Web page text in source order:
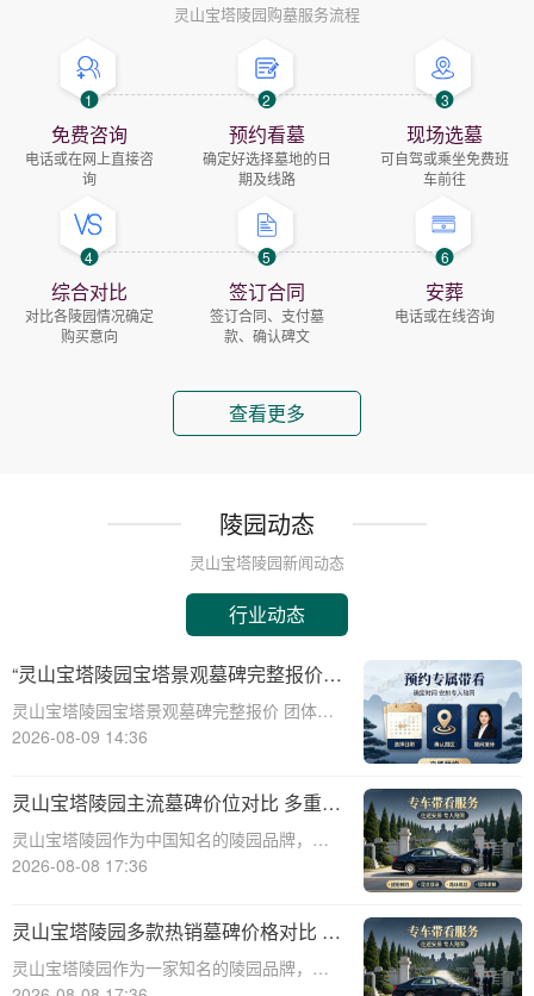
灵山宝塔陵园购墓服务流程
1
免费咨询
电话或在网上直接咨
询
2
预约看墓
确定好选择墓地的日
期及线路
3
现场选墓
可自驾或乘坐免费班
车前往
4
综合对比
对比各陵园情况确定
购买意向
5
签订合同
签订合同、支付墓
款、确认碑文
6
安葬
电话或在线咨询
查看更多
陵园动态
灵山宝塔陵园新闻动态
行业动态
“灵山宝塔陵园宝塔景观墓碑完整报价
团体购墓享大额直降：深度解析与专属
优惠”
灵山宝塔陵园宝塔景观墓碑完整报价 团体购
墓享大额直降：深度解析与专属优惠☎ 灵山
们对逝者的纪念方式有了更多的选择和追
求。灵山宝塔陵园作为一家知名的
2026-08-09 14:36
灵山宝塔陵园主流墓碑价位对比 多重优
惠叠加省钱攻略详解
灵山宝塔陵园作为中国知名的陵园品牌，其
墓碑产品种类丰富，价格区间广泛，能够满
发，详细介绍灵山宝塔陵园主流墓碑的价位
对比，并为您提供多重优惠叠加省钱攻略，
帮助您在选购
2026-08-08 17:36
灵山宝塔陵园多款热销墓碑价格对比 多
重优惠组合省钱指南
灵山宝塔陵园作为一家知名的陵园品牌，提